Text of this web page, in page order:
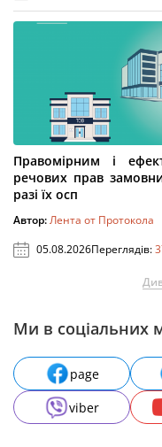
Правомірним і
речових прав
разі їх осп
Автор:Лента от Протокола
05.08.2026Переглядів:
Ми в соціальних
page
viber